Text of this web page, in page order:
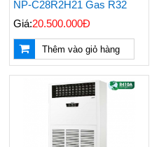
NP-C28R2H21 Gas R32
Giá:20.500.000Đ
Thêm vào giỏ hàng
Nên Mua Máy Lạnh
Hãng Nào? Top 3